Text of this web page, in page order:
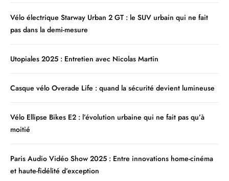
Vélo électrique Starway Urban 2 GT : le SUV urbain qui ne fait
pas dans la demi-mesure
Utopiales 2025 : Entretien avec Nicolas Martin
Casque vélo Overade Life : quand la sécurité devient lumineuse
Vélo Ellipse Bikes E2 : l’évolution urbaine qui ne fait pas qu’à
moitié
Paris Audio Vidéo Show 2025 : Entre innovations home-cinéma
et haute-fidélité d’exception